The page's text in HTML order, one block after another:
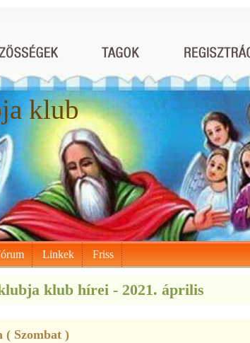
klub
Linkek Friss
klub hírei - 2021. április
( Szombat )